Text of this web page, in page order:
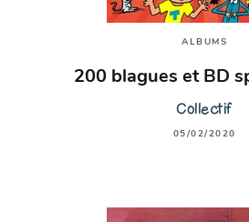
ALBUMS
200 blagues et BD
Collectif
05/02/2020